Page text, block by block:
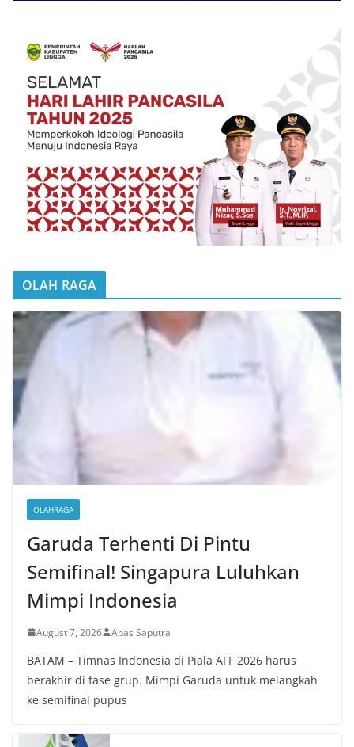
OLAH RAGA
OLAHRAGA
Garuda Terhenti Di Pintu
Semifinal! Singapura Luluhkan
Mimpi Indonesia
August 7, 2026 Abas Saputra
BATAM – Timnas Indonesia di Piala AFF 2026 harus
berakhir di fase grup. Mimpi Garuda untuk melangkah
ke semifinal pupus